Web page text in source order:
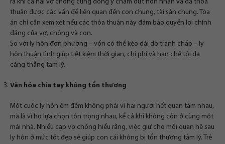
ra khi cả hai vợ chồng cùng đồng ý chấm dứt hôn nhân và đã thỏa
thuận được các vấn đề liên quan đến con chung, tài sản chung. Tòa
án chỉ cần xem xét nếu các thỏa thuận này đảm bảo quyền lợi chính
đáng của vợ, chồng và con.
So với ly hôn đơn phương – vốn có thể kéo dài do tranh chấp – ly
hôn thuận tình giúp tiết kiệm thời gian, chi phí và hạn chế tối đa
căng thẳng tâm lý.
Văn hóa chia tay không tổn thương
Một cuộc ly hôn êm đềm không phải vì hai người hết quan tâm nhau,
mà là vì họ lựa chọn tôn trọng nhau, kể cả khi không còn ở cùng một
mái nhà. Nhiều cặp vợ chồng hiểu rằng, việc giữ cho mối quan hệ sau
ly hôn ở mức tốt đẹp sẽ giúp con cái không bị tổn thương tâm lý. Trẻ